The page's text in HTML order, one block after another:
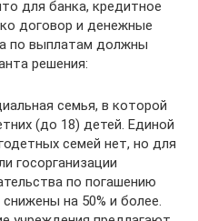
для банка, кредитное
договор и денежные
по выплатам должны
решения:
семья, в которой
(до 18) детей. Единой
семей нет, но для
госорганизации
по погашению
на 50% и более.